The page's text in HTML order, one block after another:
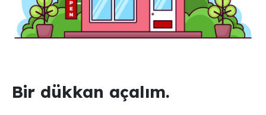
Bir dükkan açalım.